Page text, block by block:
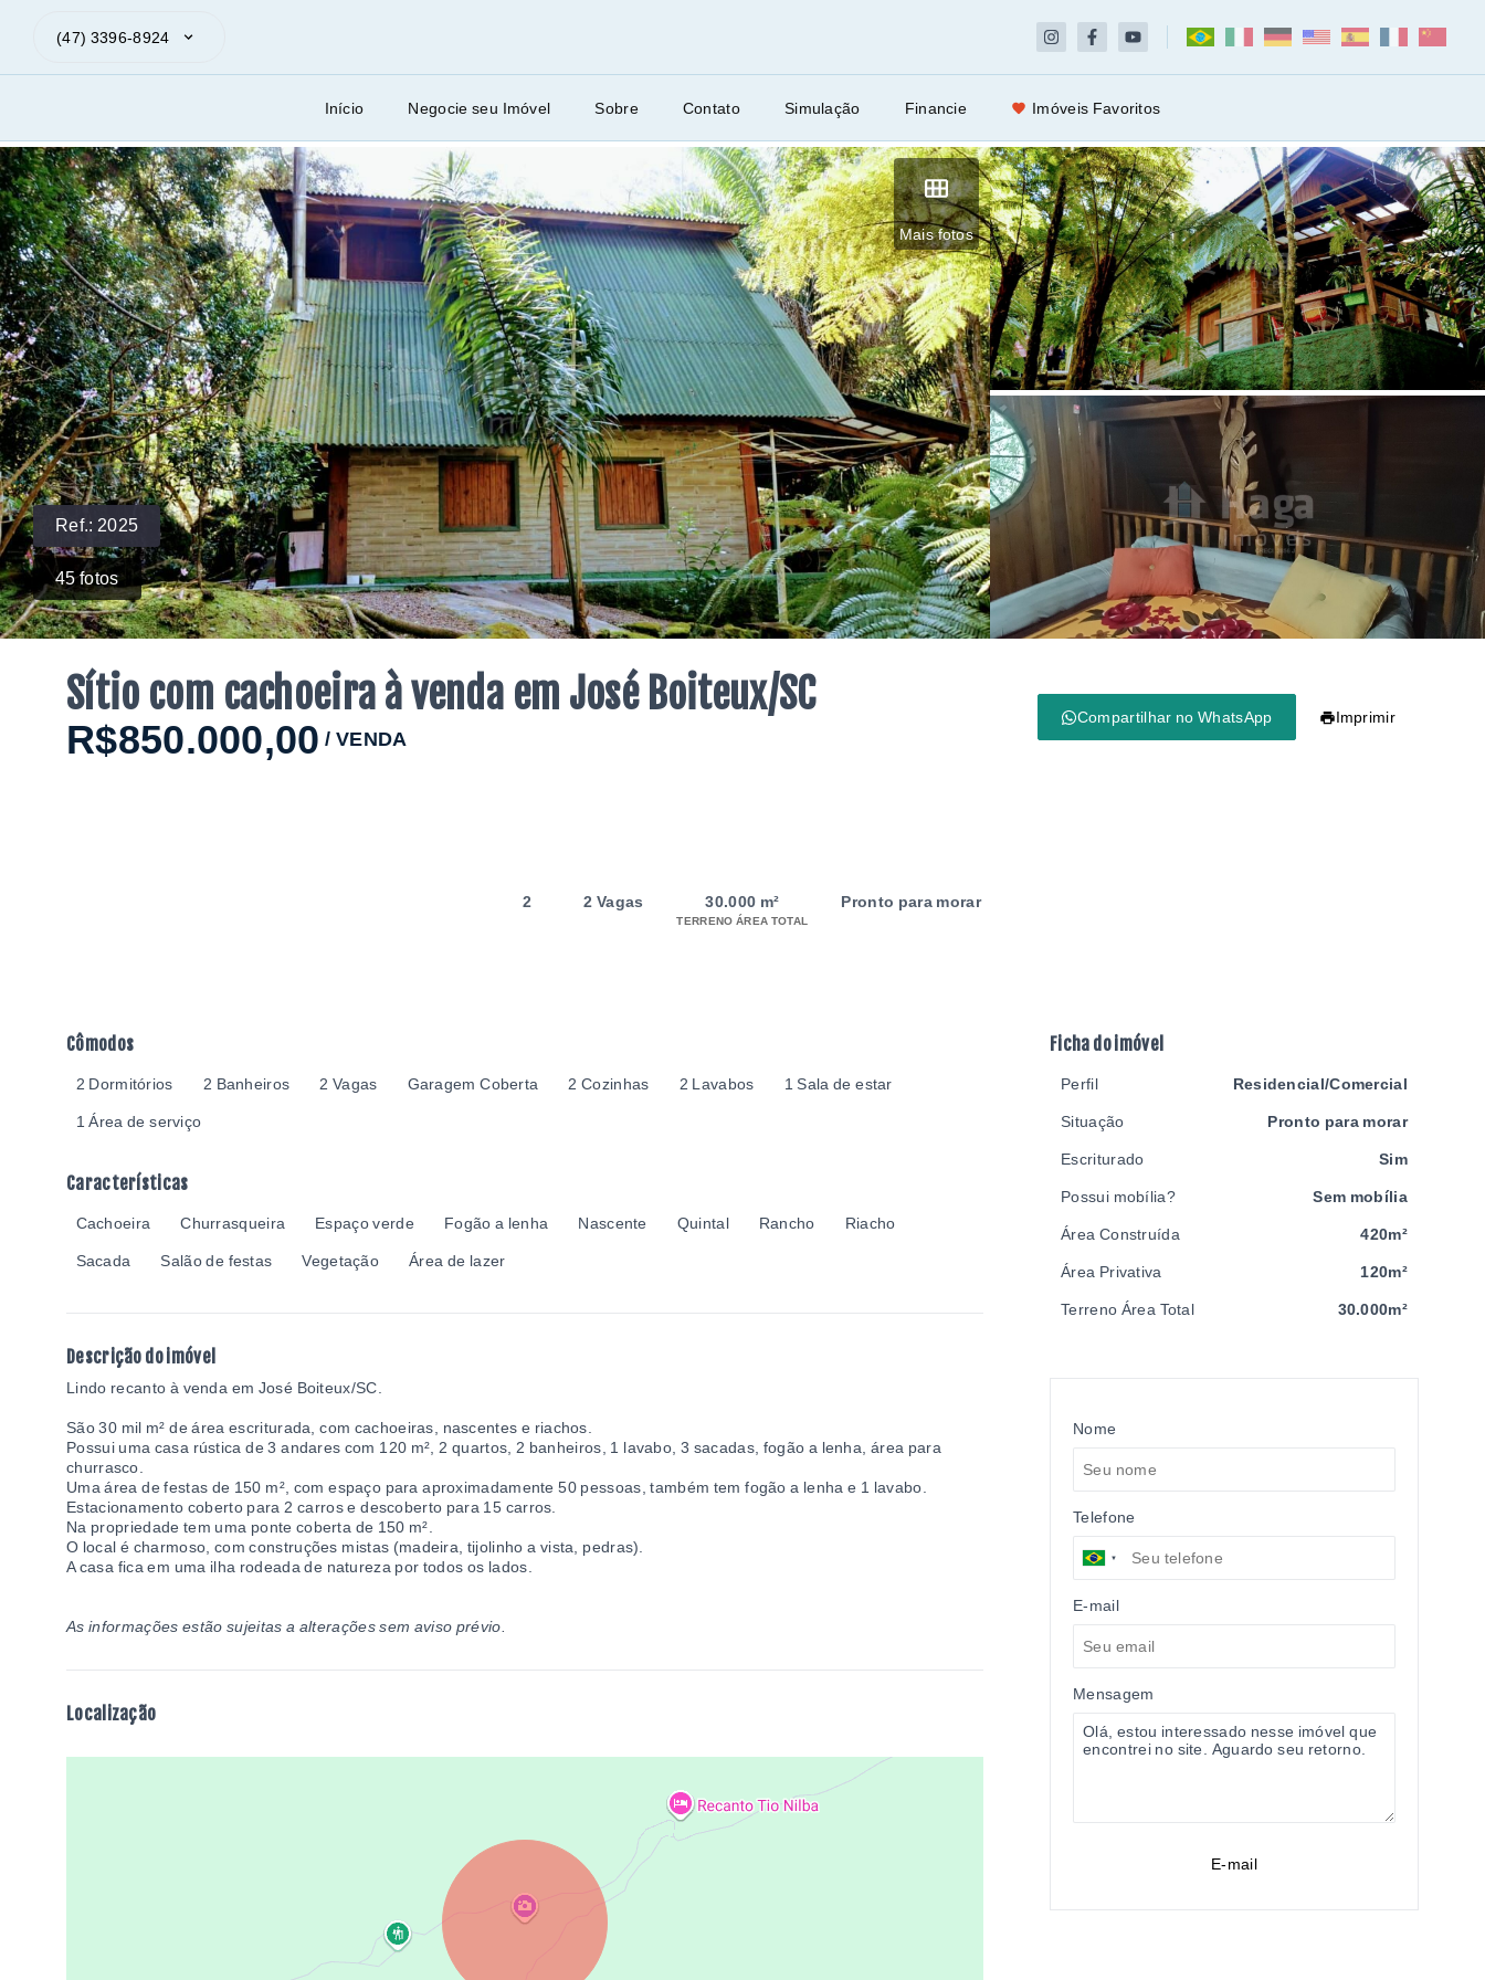
(47) 3396-8924
Início Negocie seu Imóvel Sobre Contato Simulação Financie Imóveis Favoritos
Ref.: 2025
45fotos
Mais fotos
Sítio com cachoeira à venda em José Boiteux/SC
R$850.000,00 /VENDA
Compartilhar no WhatsApp Imprimir
2 2 Vagas 30.000 m²
TERRENO ÁREA TOTAL
Pronto para morar
Cômodos
2 Dormitórios 2 Banheiros 2 Vagas Garagem Coberta 2 Cozinhas 2 Lavabos 1 Sala de estar
1 Área de serviço
Características
Cachoeira Churrasqueira Espaço verde Fogão a lenha Nascente Quintal Rancho Riacho
Sacada Salão de festas Vegetação Área de lazer
Descrição do imóvel
Lindo recanto à venda em José Boiteux/SC.
São 30 mil m² de área escriturada, com cachoeiras, nascentes e riachos.
Possui uma casa rústica de 3 andares com 120 m², 2 quartos, 2 banheiros, 1 lavabo, 3 sacadas, fogão a lenha, área para
churrasco.
Uma área de festas de 150 m², com espaço para aproximadamente 50 pessoas, também tem fogão a lenha e 1 lavabo.
Estacionamento coberto para 2 carros e descoberto para 15 carros.
Na propriedade tem uma ponte coberta de 150 m².
O local é charmoso, com construções mistas (madeira, tijolinho a vista, pedras).
A casa fica em uma ilha rodeada de natureza por todos os lados.
As informações estão sujeitas a alterações sem aviso prévio.
Localização
Ficha do imóvel
Perfil Residencial/Comercial
Situação Pronto para morar
Escriturado Sim
Possui mobília? Sem mobília
Área Construída 420m²
Área Privativa 120m²
Terreno Área Total 30.000m²
Nome
Telefone
E-mail
Mensagem
E-mail